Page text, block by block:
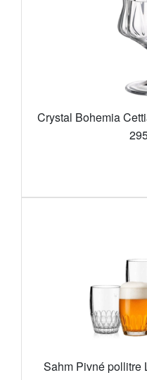
Crystal Bohemia
Sahm Pivné pollitre